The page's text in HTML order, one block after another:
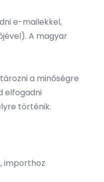
e-mailekkel,
A magyar
a minőségre
elfogadni
történik.
importhoz